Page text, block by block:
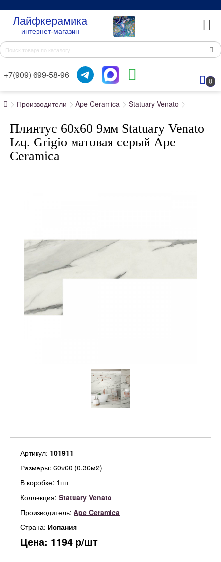
Лайфкерамика
интернет-магазин
+7(909) 699-58-96
0
Производители Ape Ceramica Statuary Venato
Плинтус 60x60 9мм Statuary Venato
Izq. Grigio матовая серый Ape
Ceramica
Артикул: 101911
Размеры: 60х60 (0.36м2)
В коробке: 1шт
Коллекция: Statuary Venato
Производитель: Ape Ceramica
Страна: Испания
Цена: 1194 р/шт